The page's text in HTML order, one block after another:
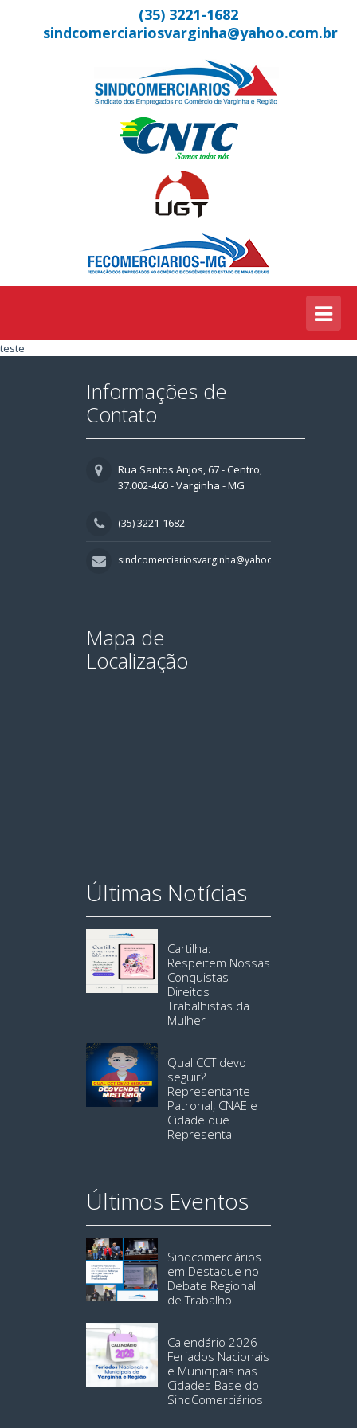
(35) 3221-1682
sindcomerciariosvarginha@yahoo.com.br
teste
Informações de
Contato
Rua Santos Anjos, 67 - Centro,
37.002-460 - Varginha - MG
(35) 3221-1682
sindcomerciariosvarginha@yahoo.com.br
Mapa de
Localização
Últimas Notícias
Cartilha:
Respeitem Nossas
Conquistas –
Direitos
Trabalhistas da
Mulher
Qual CCT devo
seguir?
Representante
Patronal, CNAE e
Cidade que
Representa
Últimos Eventos
Sindcomerciários
em Destaque no
Debate Regional
de Trabalho
Calendário 2026 –
Feriados Nacionais
e Municipais nas
Cidades Base do
SindComerciários